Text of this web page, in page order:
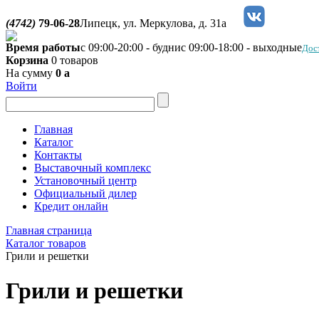
(4742) 79-06-28Липецк, ул. Меркулова, д. 31а
Время работыс 09:00-20:00 - буднис 09:00-18:00 - выходные
Корзина 0 товаров
На сумму 0 a
Войти
Главная
Каталог
Контакты
Выставочный комплекс
Установочный центр
Официальный дилер
Кредит онлайн
Главная страница
Каталог товаров
Грили и решетки
Грили и решетки